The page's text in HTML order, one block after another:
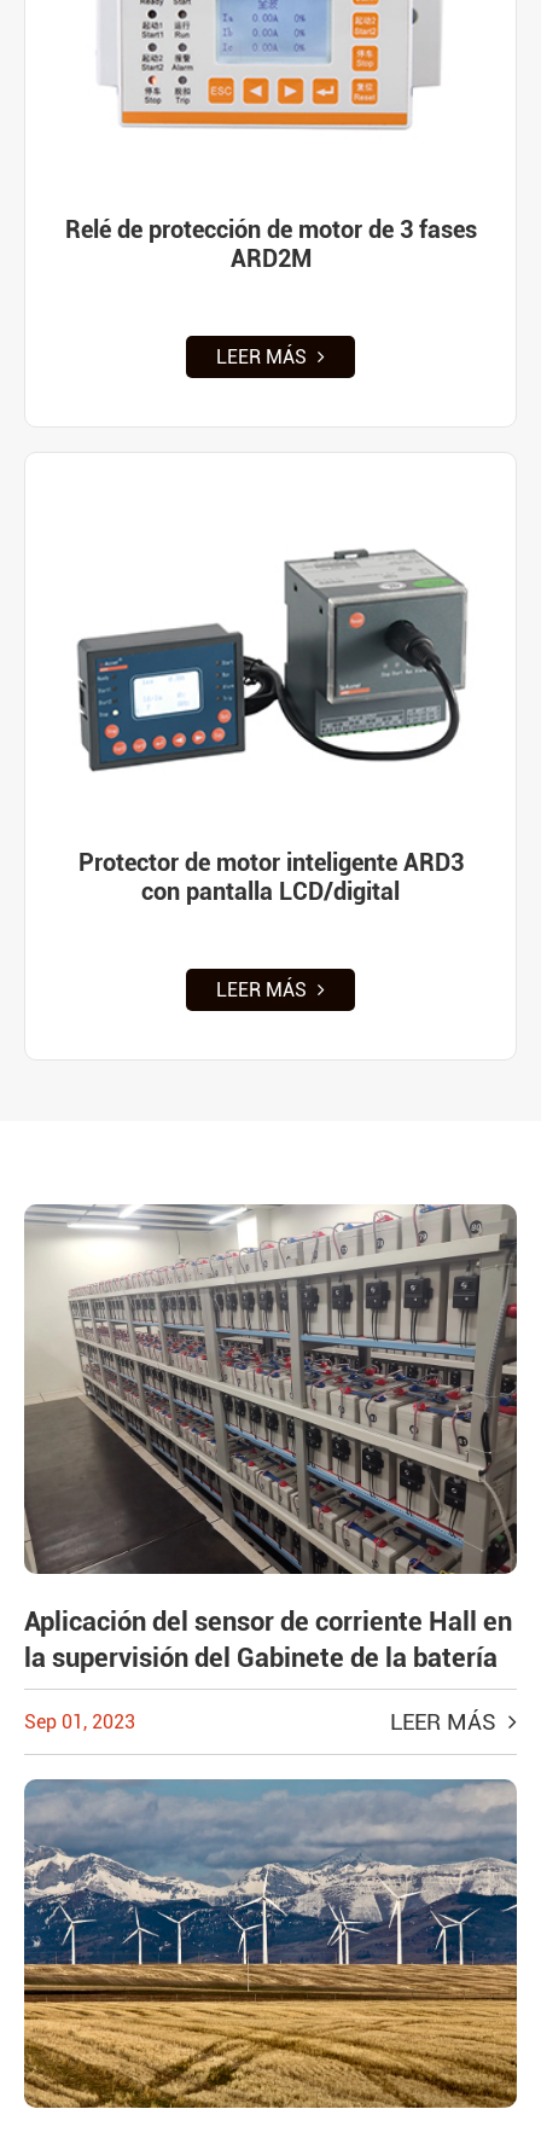
Relé de protección de motor de 3 fases
ARD2M
LEER MÁS
Protector de motor inteligente ARD3
con pantalla LCD/digital
LEER MÁS
Aplicación del sensor de corriente Hall en
la supervisión del Gabinete de la batería
Sep 01, 2023 LEER MÁS